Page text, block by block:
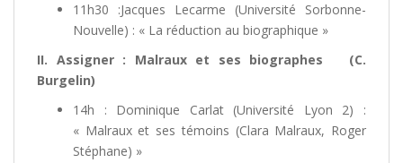
11h30 :Jacques Lecarme (Université Sorbonne-
Nouvelle) : « La réduction au biographique »
II. Assigner : Malraux et ses biographes (C.
Burgelin)
14h : Dominique Carlat (Université Lyon 2) :
« Malraux et ses témoins (Clara Malraux, Roger
Stéphane) »